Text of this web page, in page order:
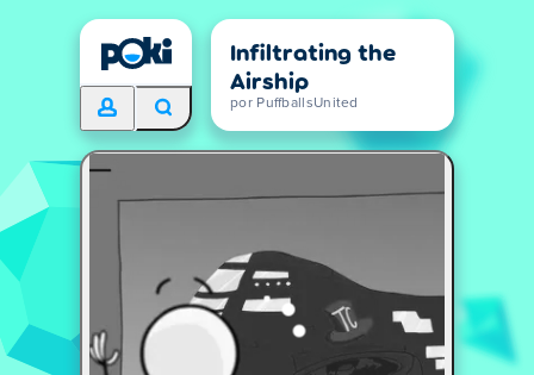
Infiltrating the
Airship
por PuffballsUnited